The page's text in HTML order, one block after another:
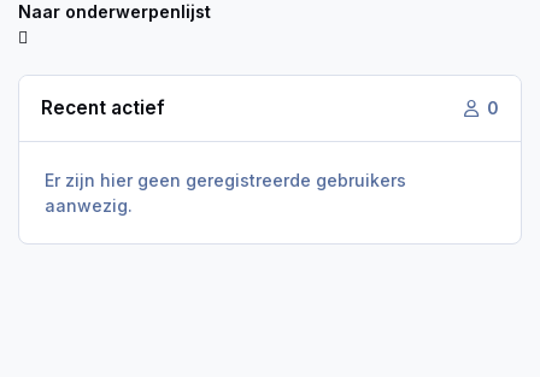
Naar onderwerpenlijst
Recent actief 0
Er zijn hier geen geregistreerde gebruikers
aanwezig.